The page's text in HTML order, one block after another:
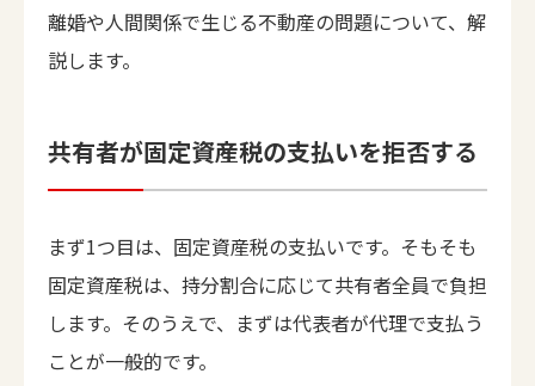
離婚や人間関係で生じる不動産の問題について、解
説します。
共有者が固定資産税の支払いを拒否する
まず1つ目は、固定資産税の支払いです。そもそも
固定資産税は、持分割合に応じて共有者全員で負担
します。そのうえで、まずは代表者が代理で支払う
ことが一般的です。